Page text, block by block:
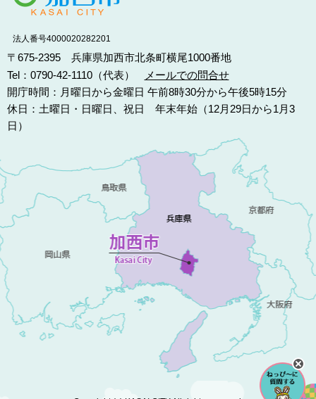
法人番号4000020282201
〒675-2395 兵庫県加西市北条町横尾1000番地
Tel：0790-42-1110（代表）
メールでの問合せ
開庁時間：月曜日から金曜日 午前8時30分から午後5時15分
休日：土曜日・日曜日、祝日 年末年始（12月29日から1月3
日）